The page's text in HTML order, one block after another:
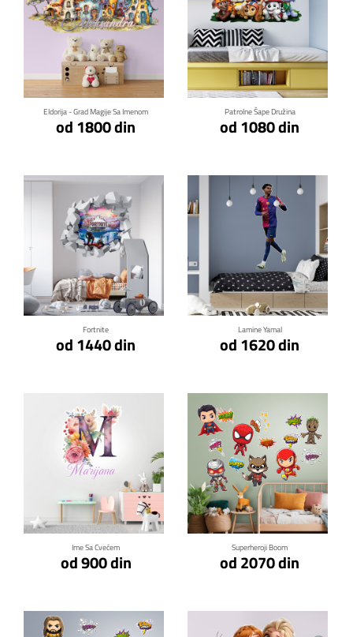
Eldorija - Grad Magije Sa Imenom
od 1800 din
Klikni za detalje
Patrolne Šape Družina
od 1080 din
Klikni za detalje
Fortnite
od 1440 din
Klikni za detalje
Lamine Yamal
od 1620 din
Klikni za detalje
Ime Sa Cvećem
od 900 din
Klikni za detalje
Superheroji Boom
od 2070 din
Klikni za detalje